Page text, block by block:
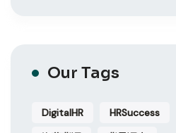
Our Tags
DigitalHR HRSuccess